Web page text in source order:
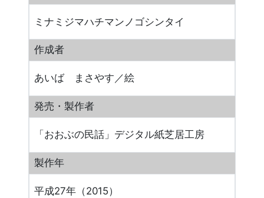
ミナミジマハチマンノゴシンタイ
作成者
あいば まさやす／絵
発売・製作者
「おおぶの民話」デジタル紙芝居工房
製作年
平成27年（2015）